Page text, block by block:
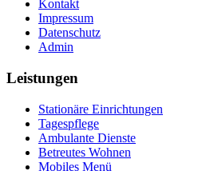
Kontakt
Impressum
Datenschutz
Admin
Leistungen
Stationäre Einrichtungen
Tagespflege
Ambulante Dienste
Betreutes Wohnen
Mobiles Menü